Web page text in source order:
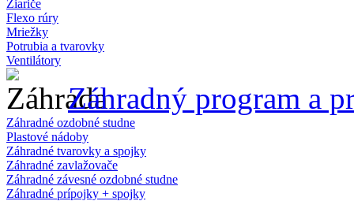
Žiariče
Flexo rúry
Mriežky
Potrubia a tvarovky
Ventilátory
Záhradný program a
Záhradné ozdobné studne
Plastové nádoby
Záhradné tvarovky a spojky
Záhradné zavlažovače
Záhradné závesné ozdobné studne
Záhradné prípojky + spojky